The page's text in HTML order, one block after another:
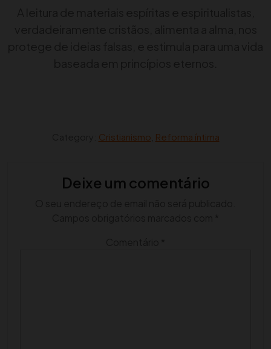
Cristianismo Reforma íntima
Deixe um comentário